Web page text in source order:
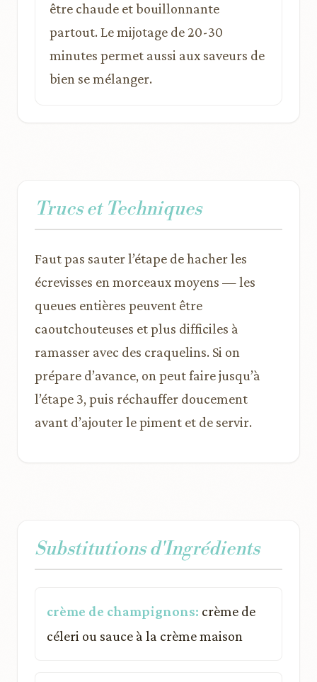
être chaude et bouillonnante
partout. Le mijotage de 20-30
minutes permet aussi aux saveurs de
bien se mélanger.
Trucs et Techniques
Faut pas sauter l’étape de hacher les
écrevisses en morceaux moyens — les
queues entières peuvent être
caoutchouteuses et plus difficiles à
ramasser avec des craquelins. Si on
prépare d’avance, on peut faire jusqu’à
l’étape 3, puis réchauffer doucement
avant d’ajouter le piment et de servir.
Substitutions d'Ingrédients
crème de champignons: crème de
céleri ou sauce à la crème maison